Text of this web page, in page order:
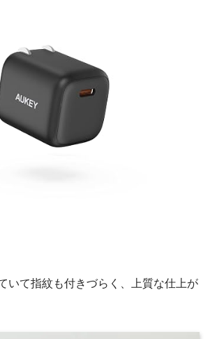
いて指紋も付きづらく、上質な仕上が